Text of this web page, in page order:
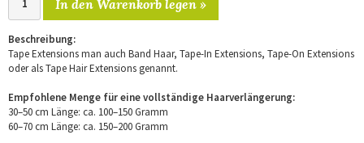
In den Warenkorb legen »
Beschreibung:
Tape Extensions man auch Band Haar, Tape-In Extensions, Tape-On Extensions
oder als Tape Hair Extensions genannt.
Empfohlene Menge für eine vollständige Haarverlängerung:
30–50 cm Länge: ca. 100–150 Gramm
60–70 cm Länge: ca. 150–200 Gramm